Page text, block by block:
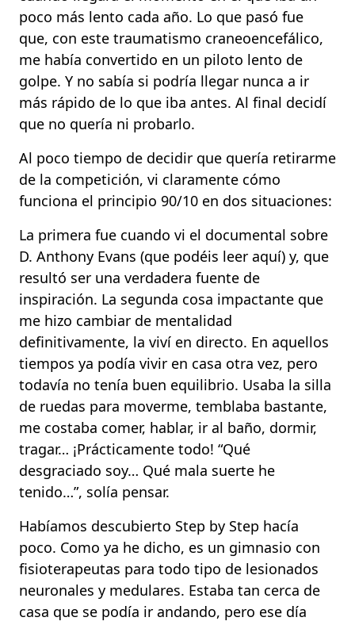
poco más lento cada año. Lo que pasó fue
que, con este traumatismo craneoencefálico,
me había convertido en un piloto lento de
golpe. Y no sabía si podría llegar nunca a ir
más rápido de lo que iba antes. Al final decidí
que no quería ni probarlo.
Al poco tiempo de decidir que quería retirarme
de la competición, vi claramente cómo
funciona el principio 90/10 en dos situaciones:
La primera fue cuando vi el documental sobre
D. Anthony Evans (que podéis leer aquí) y, que
resultó ser una verdadera fuente de
inspiración. La segunda cosa impactante que
me hizo cambiar de mentalidad
definitivamente, la viví en directo. En aquellos
tiempos ya podía vivir en casa otra vez, pero
todavía no tenía buen equilibrio. Usaba la silla
de ruedas para moverme, temblaba bastante,
me costaba comer, hablar, ir al baño, dormir,
tragar… ¡Prácticamente todo! “Qué
desgraciado soy… Qué mala suerte he
tenido…”, solía pensar.
Habíamos descubierto Step by Step hacía
poco. Como ya he dicho, es un gimnasio con
fisioterapeutas para todo tipo de lesionados
neuronales y medulares. Estaba tan cerca de
casa que se podía ir andando, pero ese día